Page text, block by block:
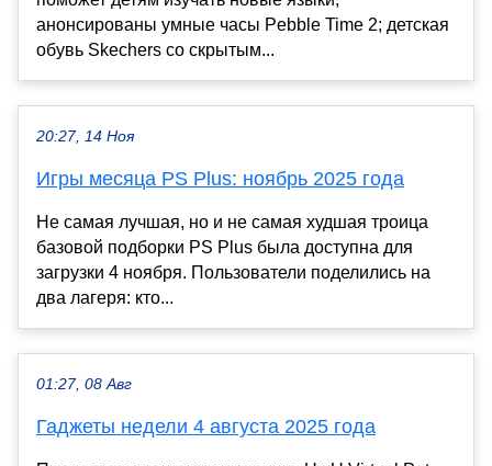
анонсированы умные часы Pebble Time 2; детская
обувь Skechers со скрытым...
20:27, 14 Ноя
Игры месяца PS Plus: ноябрь 2025 года
Не самая лучшая, но и не самая худшая троица
базовой подборки PS Plus была доступна для
загрузки 4 ноября. Пользователи поделились на
два лагеря: кто...
01:27, 08 Авг
Гаджеты недели 4 августа 2025 года